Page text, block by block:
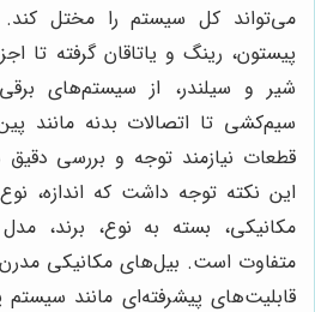
می‌تواند کل سیستم را مختل کند.
پیستون، رینگ و یاتاقان گرفته تا
شیر و سیلندر، از سیستم‌های
سیم‌کشی تا اتصالات بدنه مانند
قطعات نیازمند توجه و بررسی
این نکته توجه داشت که اندازه،
مکانیکی، بسته به نوع، برند،
متفاوت است. بیل‌های مکانیکی
قابلیت‌های پیشرفته‌ای مانند